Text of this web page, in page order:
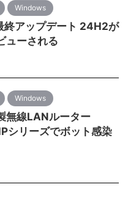
Windows
アップデート 24H2が
ューされる
Windows
無線LANルーター
シリーズでボット感染